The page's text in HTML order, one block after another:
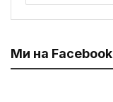
Ми на Facebook